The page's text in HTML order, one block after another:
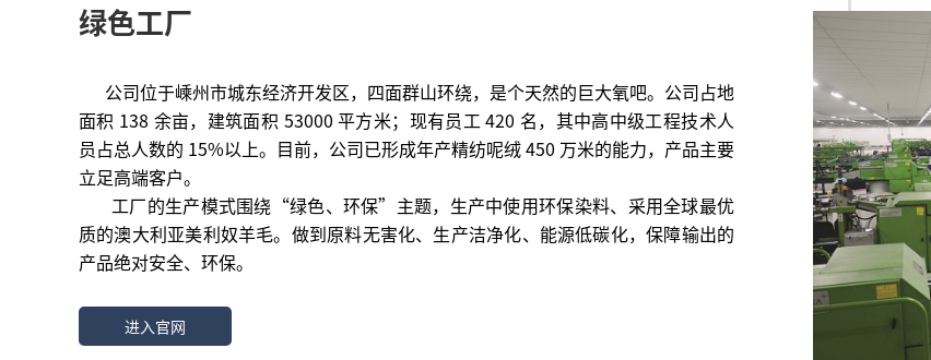
绿色工厂
公司位于嵊州市城东经济开发区，四面群山环绕，是个天然的巨大氧吧。公司占地
面积 138 余亩，建筑面积 53000 平方米；现有员工 420 名，其中高中级工程技术人
员占总人数的 15%以上。目前，公司已形成年产精纺呢绒 450 万米的能力，产品主要
立足高端客户。
工厂的生产模式围绕“绿色、环保”主题，生产中使用环保染料、采用全球最优
质的澳大利亚美利奴羊毛。 做到原料无害化、生产洁净化、能源低碳化，保障输出的
产品绝对安全、环保。
进入官网